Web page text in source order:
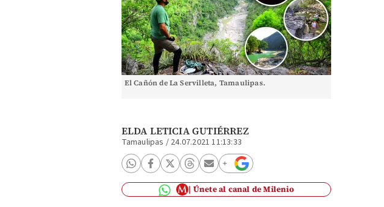
El Cañón de La Servilleta, Tamaulipas.
ELDA LETICIA GUTIÉRREZ
Tamaulipas / 24.07.2021 11:13:33
Únete al canal de Milenio